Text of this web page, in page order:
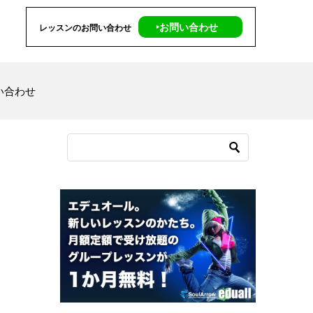
レッスンのお問い合わせ ‣お問い合わせ
合わせ